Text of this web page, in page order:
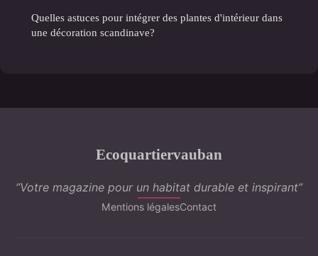
Quelles astuces pour intégrer des plantes d'intérieur dans
une décoration scandinave?
Ecoquartiervauban
“Votre magazine pour un habitat durable et inspirant”
Mentions légalesContact